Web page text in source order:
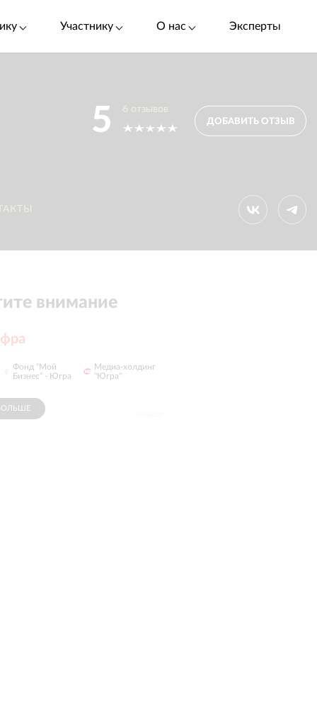
Участнику О нас Эксперты
5 6 отзывов
ДОБАВИТЬ ОТЗЫВ
внимание
Фонд “Мой
Бизнес” - Югра
Медиа-холдинг
"Югра"